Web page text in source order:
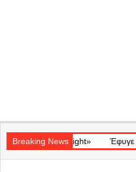
Navigation
Menu
Breaking News
«Ray of Light» Έφυγε από